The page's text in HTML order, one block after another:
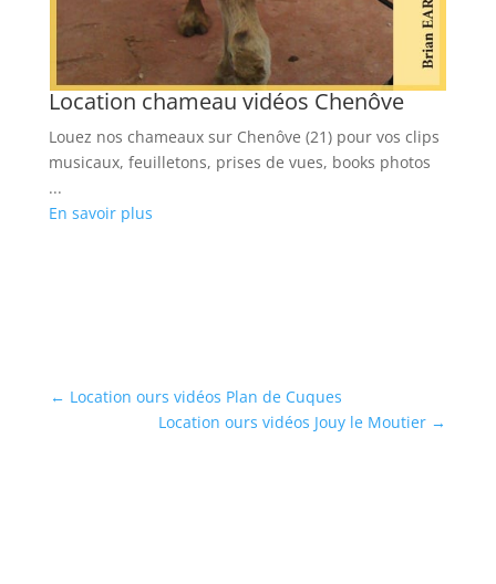
Location chameau vidéos Chenôve
Louez nos chameaux sur Chenôve (21) pour vos clips
musicaux, feuilletons, prises de vues, books photos
...
En savoir plus
← Location ours vidéos Plan de Cuques
Location ours vidéos Jouy le Moutier →